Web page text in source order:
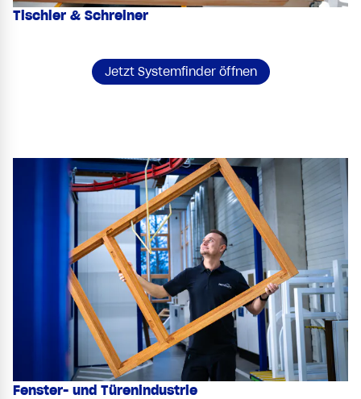
Tischler & Schreiner
Jetzt Systemfinder öffnen
Fenster- und Türenindustrie